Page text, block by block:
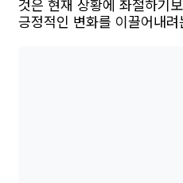
것은 현재 상황에 좌절하기
긍정적인 변화를 이끌어내